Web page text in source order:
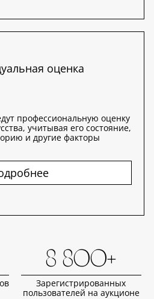
оценка
профессиональную оценку
учитывая его состояние,
и другие факторы
8 800+
Зарегистрированных
пользователей на аукционе